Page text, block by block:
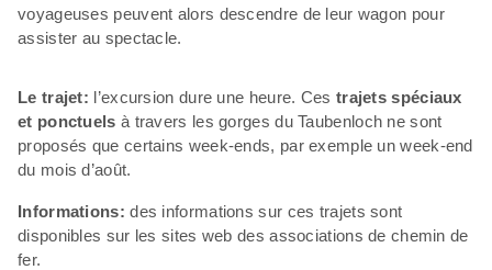
voyageuses peuvent alors descendre de leur wagon pour
assister au spectacle.
Le trajet: l’excursion dure une heure. Ces trajets spéciaux
et ponctuels à travers les gorges du Taubenloch ne sont
proposés que certains week-ends, par exemple un week-end
du mois d’août.
Informations:des informations sur ces trajets sont
disponibles sur les sites web des associations de chemin de
fer.